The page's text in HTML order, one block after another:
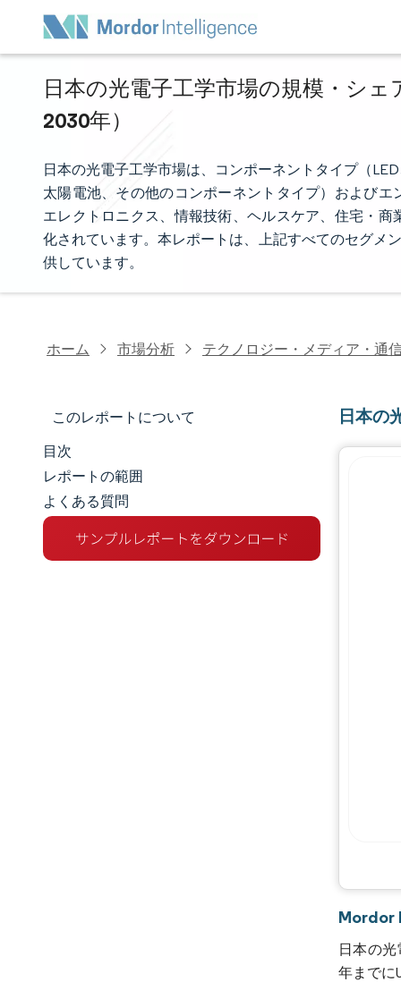
日本の光電子工学市場の規模・シ
2030年）
日本の光電子工学市場は、コンポーネントタイプ（
太陽電池、その他のコンポーネントタイプ）および
エレクトロニクス、情報技術、ヘルスケア、住宅・
化されています。本レポートは、上記すべてのセグメ
供しています。
ホーム 市場分析 テクノロジー・メディア・通
このレポートについて
マーケットスナップショット
市場概要
主な市場動向
目次
レポートの範囲
よくある質問
日本の
Mordor
日本の光
年までに